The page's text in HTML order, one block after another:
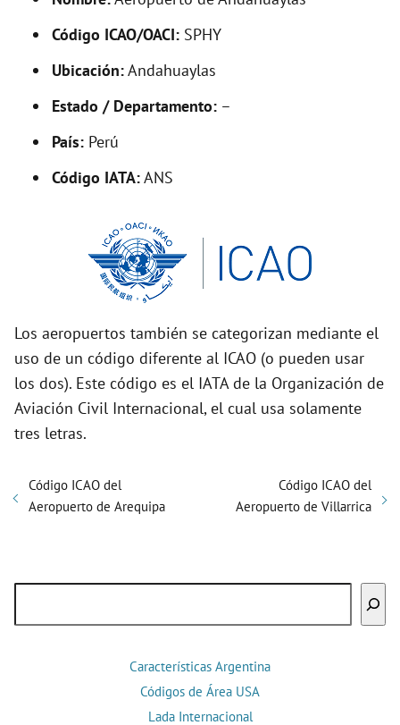
i
Código ICAO/OACI: SPHY
Ubicación:Andahuaylas
Estado / Departamento: –
País: Perú
Código IATA:ANS
Los aeropuertos también se categorizan mediante el
uso de un código diferente al ICAO (o pueden usar
los dos). Este código es el IATA de la Organización de
Aviación Civil Internacional, el cual usa solamente
tres letras.
Código ICAO del
Aeropuerto de Arequipa
Código ICAO del
Aeropuerto de Villarrica
Características Argentina
Códigos de Área USA
Lada Internacional